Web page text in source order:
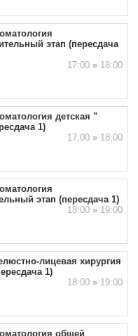
этап (пересдача
17:00 »18:00
детская "
1)
17:00 »18:00
этап (пересдача 1)
18:00 »19:00
лицевая хирургия
1)
18:00 »19:00
общей